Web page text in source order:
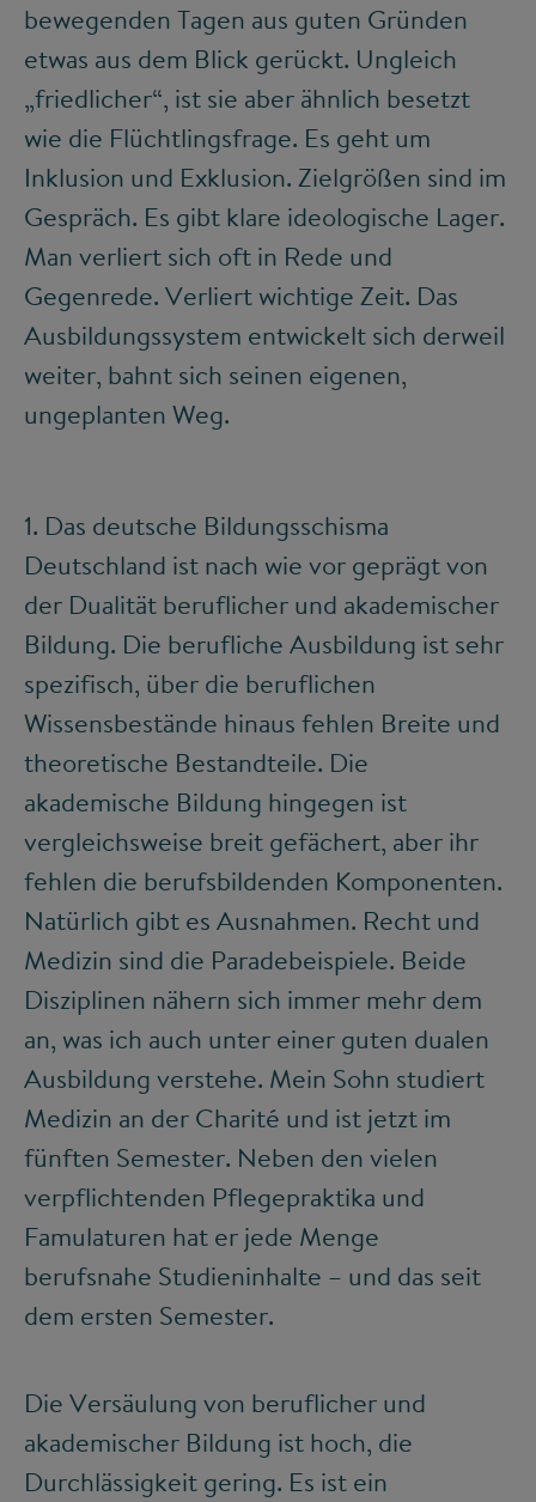
bewegenden Tagen aus guten Gründen
etwas aus dem Blick gerückt. Ungleich
„friedlicher“, ist sie aber ähnlich besetzt
wie die Flüchtlingsfrage. Es geht um
Inklusion und Exklusion. Zielgrößen sind im
Gespräch. Es gibt klare ideologische Lager.
Man verliert sich oft in Rede und
Gegenrede. Verliert wichtige Zeit. Das
Ausbildungssystem entwickelt sich derweil
weiter, bahnt sich seinen eigenen,
ungeplanten Weg.
1. Das deutsche Bildungsschisma
Deutschland ist nach wie vor geprägt von
der Dualität beruflicher und akademischer
Bildung. Die berufliche Ausbildung ist sehr
spezifisch, über die beruflichen
Wissensbestände hinaus fehlen Breite und
theoretische Bestandteile. Die
akademische Bildung hingegen ist
vergleichsweise breit gefächert, aber ihr
fehlen die berufsbildenden Komponenten.
Natürlich gibt es Ausnahmen. Recht und
Medizin sind die Paradebeispiele. Beide
Disziplinen nähern sich immer mehr dem
an, was ich auch unter einer guten dualen
Ausbildung verstehe. Mein Sohn studiert
Medizin an der Charité und ist jetzt im
fünften Semester. Neben den vielen
verpflichtenden Pflegepraktika und
Famulaturen hat er jede Menge
berufsnahe Studieninhalte – und das seit
dem ersten Semester.
Die Versäulung von beruflicher und
akademischer Bildung ist hoch, die
Durchlässigkeit gering. Es ist ein